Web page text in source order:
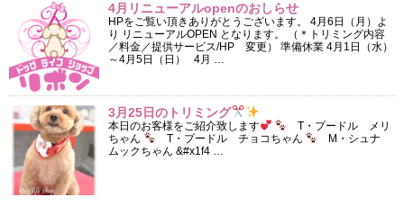
4月リニューアルopenのおしらせ
HPをご覧い頂きありがとうございます。 4月6日（月）よ
り リニューアルOPEN となります。 （＊トリミング内容
／料金／提供サービス/HP 変更） 準備休業 4月1日（水）
～4月5日（日） 4月 …
3月25日のトリミング
本日のお客様をご紹介致します
T・プードル メリ
ちゃん
T・プードル チョコちゃん
M・シュナ
ムックちゃん &#x1f4 …